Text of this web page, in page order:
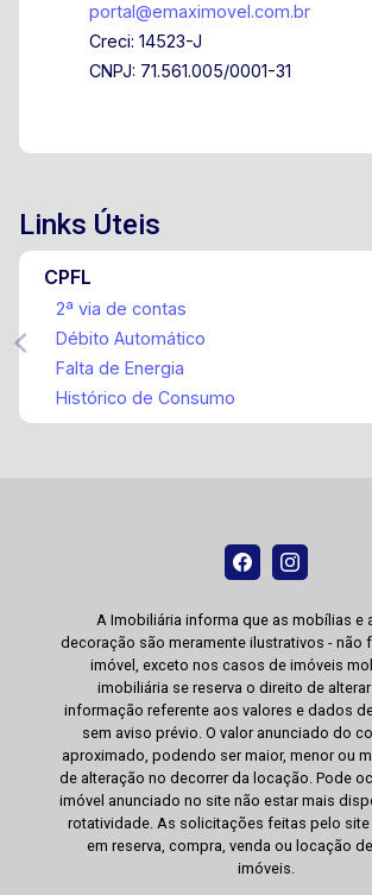
portal@emaximovel.com.br
Creci: 14523-J
CNPJ: 71.561.005/0001-31
Links Úteis
CPFL
2ª via de contas
Débito Automático
Falta de Energia
Histórico de Consumo
A Imobiliária informa que as mobílias e
decoração são meramente ilustrativos - não
imóvel, exceto nos casos de imóveis
imobiliária se reserva o direito de
informação referente aos valores e dados
sem aviso prévio. O valor anunciado do
aproximado, podendo ser maior, menor ou
de alteração no decorrer da locação. Pode
imóvel anunciado no site não estar mais
rotatividade. As solicitações feitas pelo
em reserva, compra, venda ou locação
imóveis.